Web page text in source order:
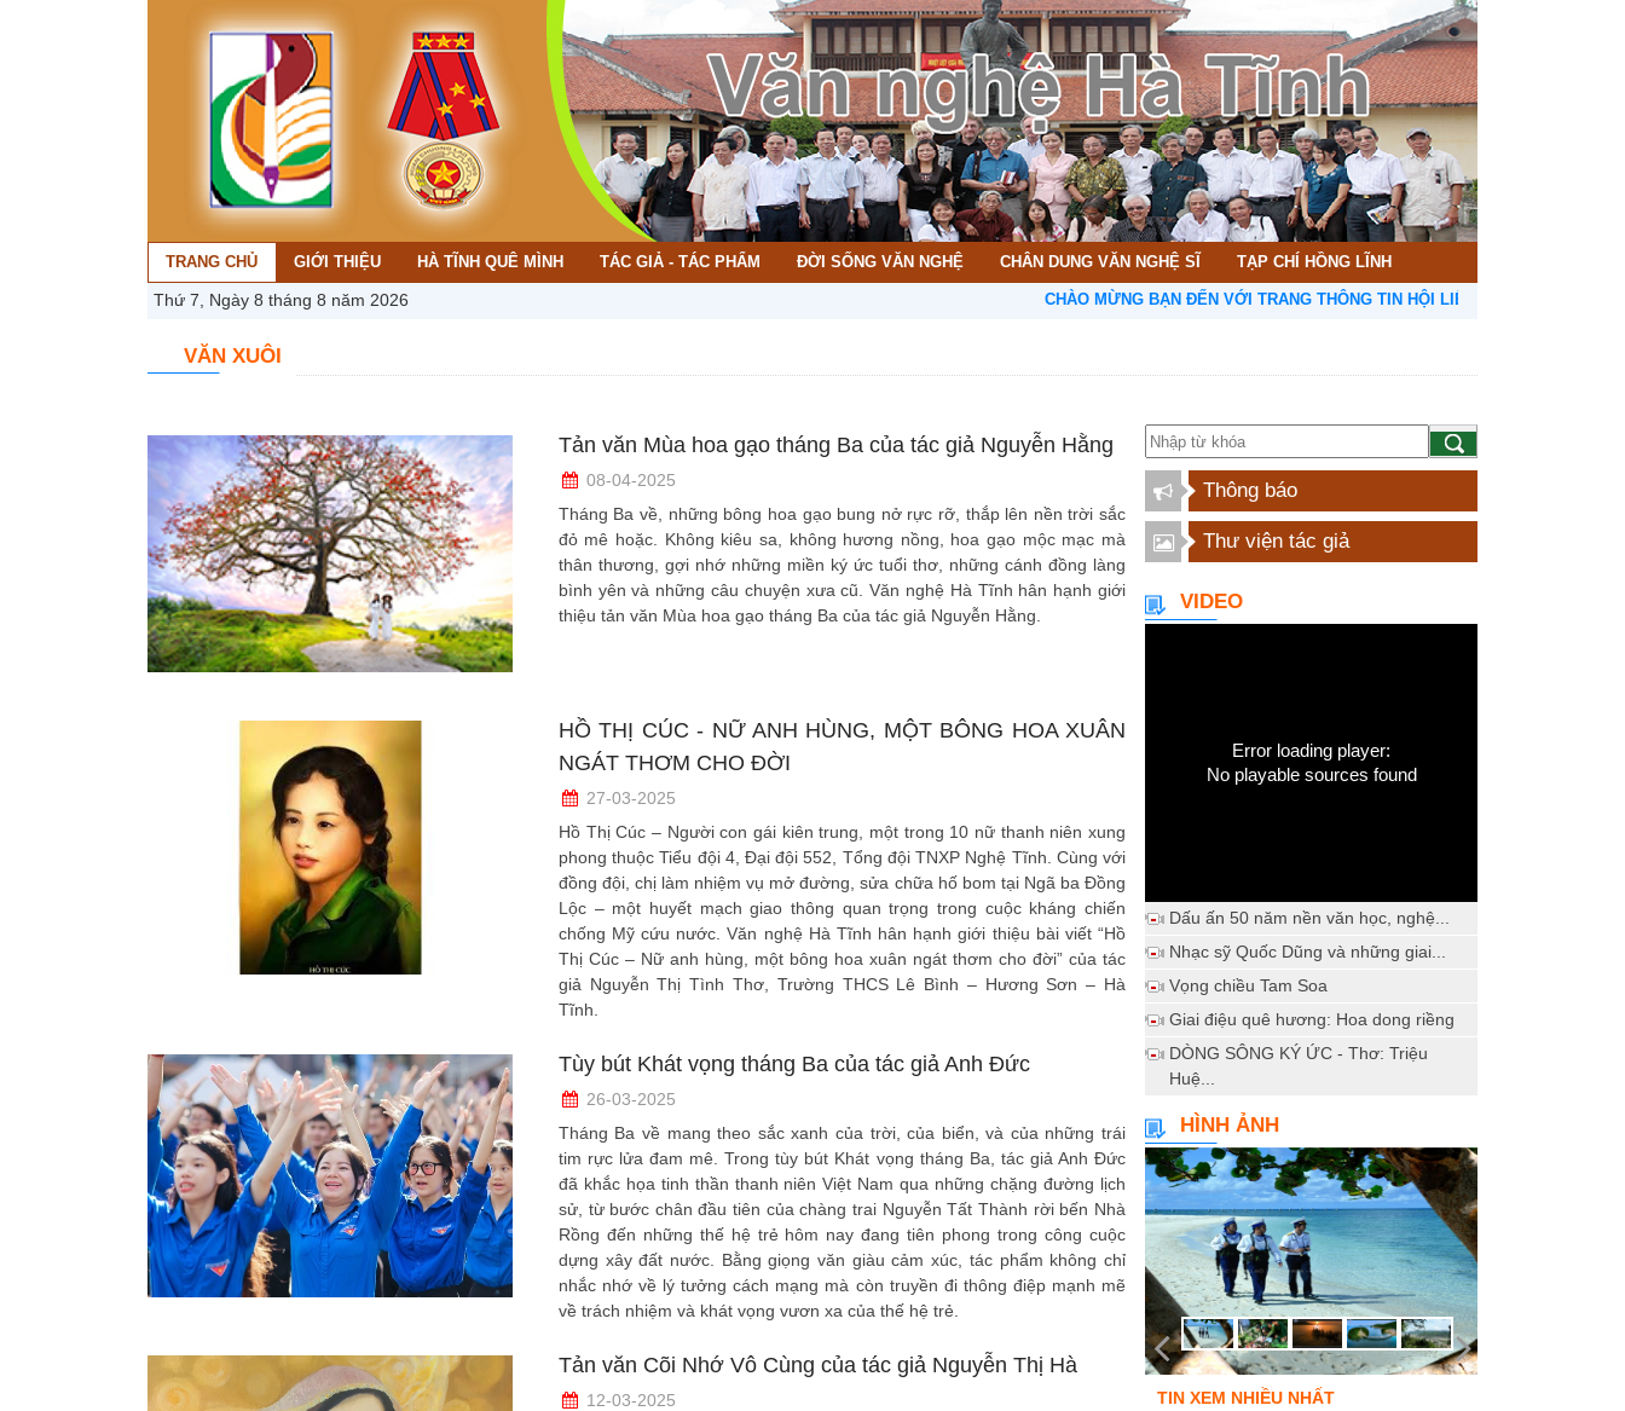
TRANG CHỦ GIỚI THIỆU HÀ TĨNH QUÊ MÌNH TÁC GIẢ - TÁC PHẨM ĐỜI SỐNG VĂN NGHỆ CHÂN DUNG VĂN NGHỆ SĨ TẠP CHÍ HỒNG LĨNH
Thứ 7, Ngày 8 tháng 8 năm 2026 CHÀO MỪNG BẠN ĐẾN VỚI TRANG THÔNG TIN HỘI LIÊN HIỆP VĂN HỌC NGHỆ
VĂN XUÔI
Tản văn Mùa hoa gạo tháng Ba của tác giả Nguyễn Hằng
08-04-2025
Tháng Ba về, những bông hoa gạo bung nở rực rỡ, thắp lên nền trời sắc
đỏ mê hoặc. Không kiêu sa, không hương nồng, hoa gạo mộc mạc mà
thân thương, gợi nhớ những miền ký ức tuổi thơ, những cánh đồng làng
bình yên và những câu chuyện xưa cũ. Văn nghệ Hà Tĩnh hân hạnh giới
thiệu tản văn Mùa hoa gạo tháng Ba của tác giả Nguyễn Hằng.
HỒ THỊ CÚC - NỮ ANH HÙNG, MỘT BÔNG HOA XUÂN
NGÁT THƠM CHO ĐỜI
27-03-2025
Hồ Thị Cúc – Người con gái kiên trung, một trong 10 nữ thanh niên xung
phong thuộc Tiểu đội 4, Đại đội 552, Tổng đội TNXP Nghệ Tĩnh. Cùng với
đồng đội, chị làm nhiệm vụ mở đường, sửa chữa hố bom tại Ngã ba Đồng
Lộc – một huyết mạch giao thông quan trọng trong cuộc kháng chiến
chống Mỹ cứu nước. Văn nghệ Hà Tĩnh hân hạnh giới thiệu bài viết “Hồ
Thị Cúc – Nữ anh hùng, một bông hoa xuân ngát thơm cho đời” của tác
giả Nguyễn Thị Tình Thơ, Trường THCS Lê Bình – Hương Sơn – Hà
Tĩnh.
Tùy bút Khát vọng tháng Ba của tác giả Anh Đức
26-03-2025
Tháng Ba về mang theo sắc xanh của trời, của biển, và của những trái
tim rực lửa đam mê. Trong tùy bút Khát vọng tháng Ba, tác giả Anh Đức
đã khắc họa tinh thần thanh niên Việt Nam qua những chặng đường lịch
sử, từ bước chân đầu tiên của chàng trai Nguyễn Tất Thành rời bến Nhà
Rồng đến những thế hệ trẻ hôm nay đang tiên phong trong công cuộc
dựng xây đất nước. Bằng giọng văn giàu cảm xúc, tác phẩm không chỉ
nhắc nhớ về lý tưởng cách mạng mà còn truyền đi thông điệp mạnh mẽ
về trách nhiệm và khát vọng vươn xa của thế hệ trẻ.
Tản văn Cõi Nhớ Vô Cùng của tác giả Nguyễn Thị Hà
12-03-2025
Thông báo
Thư viện tác giả
VIDEO
Error loading player:
No playable sources found
Dấu ấn 50 năm nền văn học, nghệ...
Nhạc sỹ Quốc Dũng và những giai...
Vọng chiều Tam Soa
Giai điệu quê hương: Hoa dong riềng
DÒNG SÔNG KÝ ỨC - Thơ: Triệu
Huệ...
HÌNH ẢNH
TIN XEM NHIỀU NHẤT